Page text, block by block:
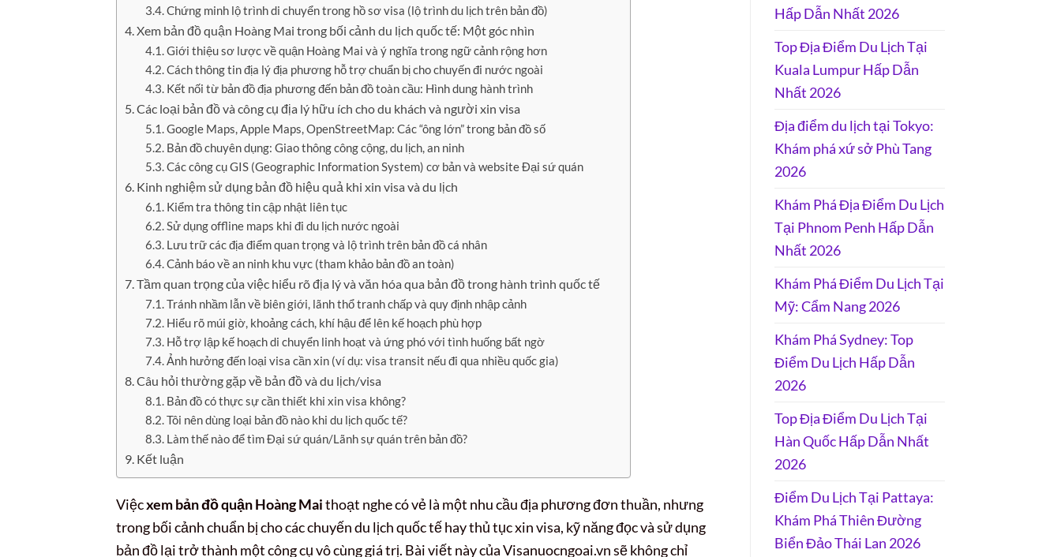
Chứng minh lộ trình di chuyển trong hồ sơ visa (lộ trình du lịch trên bản đồ)
Xem bản đồ quận Hoàng Mai trong bối cảnh du lịch quốc tế: Một góc nhìn
Giới thiệu sơ lược về quận Hoàng Mai và ý nghĩa trong ngữ cảnh rộng hơn
Cách thông tin địa lý địa phương hỗ trợ chuẩn bị cho chuyến đi nước ngoài
Kết nối từ bản đồ địa phương đến bản đồ toàn cầu: Hình dung hành trình
Các loại bản đồ và công cụ địa lý hữu ích cho du khách và người xin visa
Google Maps, Apple Maps, OpenStreetMap: Các “ông lớn” trong bản đồ số
Bản đồ chuyên dụng: Giao thông công cộng, du lịch, an ninh
Các công cụ GIS (Geographic Information System) cơ bản và website Đại sứ quán
Kinh nghiệm sử dụng bản đồ hiệu quả khi xin visa và du lịch
Kiểm tra thông tin cập nhật liên tục
Sử dụng offline maps khi đi du lịch nước ngoài
Lưu trữ các địa điểm quan trọng và lộ trình trên bản đồ cá nhân
Cảnh báo về an ninh khu vực (tham khảo bản đồ an toàn)
Tầm quan trọng của việc hiểu rõ địa lý và văn hóa qua bản đồ trong hành trình quốc tế
Tránh nhầm lẫn về biên giới, lãnh thổ tranh chấp và quy định nhập cảnh
Hiểu rõ múi giờ, khoảng cách, khí hậu để lên kế hoạch phù hợp
Hỗ trợ lập kế hoạch di chuyển linh hoạt và ứng phó với tình huống bất ngờ
Ảnh hưởng đến loại visa cần xin (ví dụ: visa transit nếu đi qua nhiều quốc gia)
Câu hỏi thường gặp về bản đồ và du lịch/visa
Bản đồ có thực sự cần thiết khi xin visa không?
Tôi nên dùng loại bản đồ nào khi du lịch quốc tế?
Làm thế nào để tìm Đại sứ quán/Lãnh sự quán trên bản đồ?
Kết luận
Việcxem bản đồ quận Hoàng Maithoạt nghe có vẻ là một nhu cầu địa phương đơn thuần, nhưng
trong bối cảnh chuẩn bị cho các chuyến du lịch quốc tế hay thủ tục xin visa, kỹ năng đọc và sử dụng
bản đồ lại trở thành một công cụ vô cùng giá trị. Bài viết này của Visanuocngoai.vn sẽ không chỉ
Hấp Dẫn Nhất 2026
Top Địa Điểm Du Lịch Tại
Kuala Lumpur Hấp Dẫn
Nhất 2026
Địa điểm du lịch tại Tokyo:
Khám phá xứ sở Phù Tang
2026
Khám Phá Địa Điểm Du Lịch
Tại Phnom Penh Hấp Dẫn
Nhất 2026
Khám Phá Điểm Du Lịch Tại
Mỹ: Cẩm Nang 2026
Khám Phá Sydney: Top
Điểm Du Lịch Hấp Dẫn
2026
Top Địa Điểm Du Lịch Tại
Hàn Quốc Hấp Dẫn Nhất
2026
Điểm Du Lịch Tại Pattaya:
Khám Phá Thiên Đường
Biển Đảo Thái Lan 2026